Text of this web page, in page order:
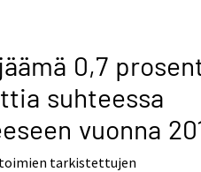
0,7
suhteessa
vuonna
tarkistettujen